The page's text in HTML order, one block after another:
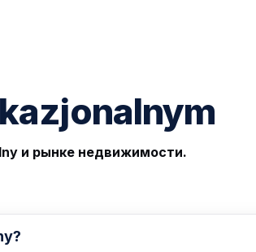
и рынке недвижимости.